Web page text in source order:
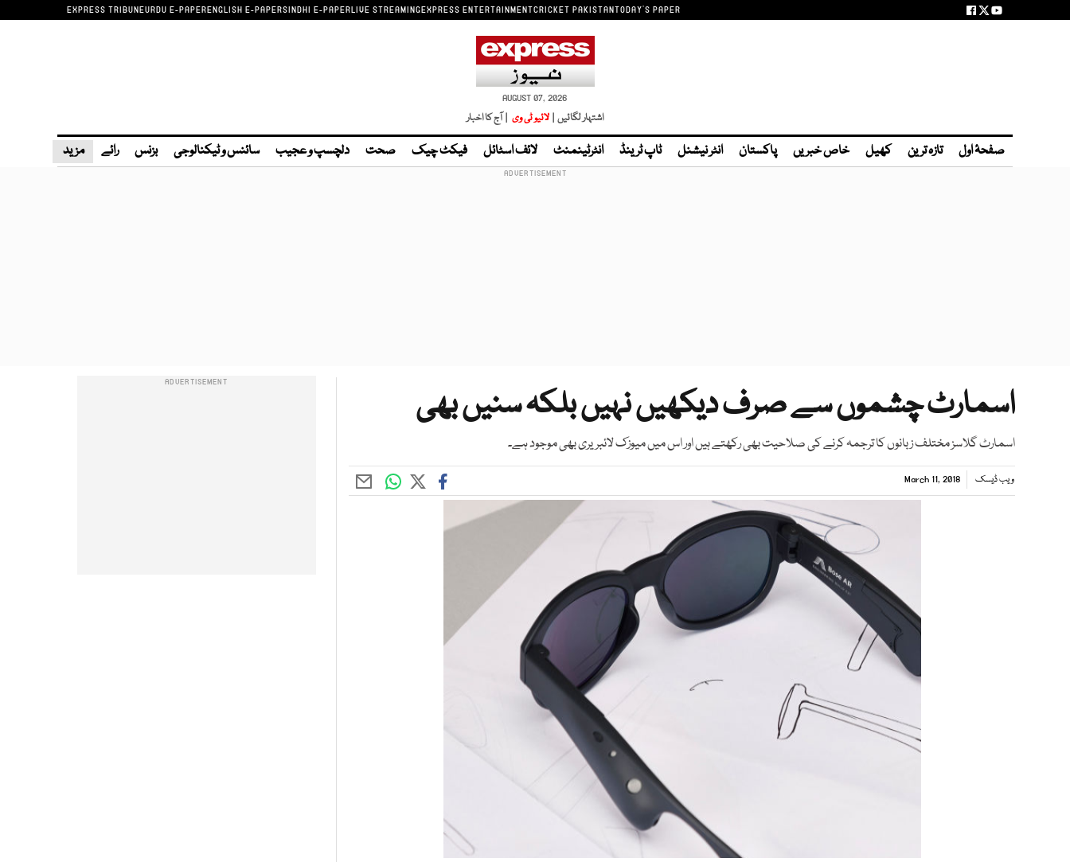
EXPRESS TRIBUNEURDU E-PAPERENGLISH E-PAPERSINDHI E-PAPERLIVE STREAMINGEXPRESS ENTERTAINMENTCRICKET PAKISTANTODAY'S PAPER
AUGUST 07, 2026
اشتہار لگائیں | لائیو ٹی وی | آج کا اخبار
صفحۂ اول تازہ ترین کھیل خاص خبریں پاکستان انٹر نیشنل ٹاپ ٹرینڈ انٹرٹینمنٹ لائف اسٹائل فیکٹ چیک صحت دلچسپ و عجیب سائنس و ٹیکنالوجی بزنس رائے مزید
اسمارٹ چشموں سے صرف دیکھیں نہیں بلکہ سنیں بھی
اسمارٹ گلاسز مختلف زبانوں کا ترجمہ کرنے کی صلاحیت بھی رکھتے ہیں اور اس میں میوزک لائبریری بھی موجود ہے۔
ویب ڈیسک March 11, 2018